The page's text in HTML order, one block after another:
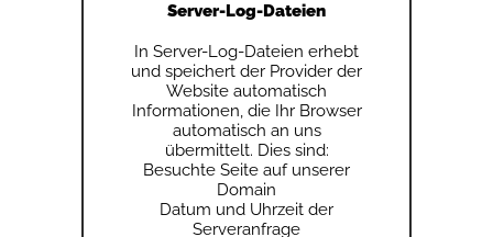
Server-Log-Dateien
In Server-Log-Dateien erhebt
und speichert der Provider der
Website automatisch
Informationen, die Ihr Browser
automatisch an uns
übermittelt. Dies sind:
Besuchte Seite auf unserer
Domain
Datum und Uhrzeit der
Serveranfrage